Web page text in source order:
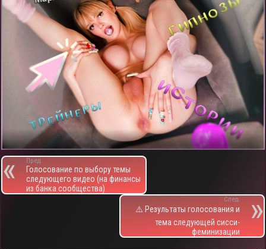
Пред.
Голосование по выбору темы
следующего видео (на финансы
из банка сообщества)
След.
⚠️ Результаты голосования и
тема следующей сисси-
феминизации